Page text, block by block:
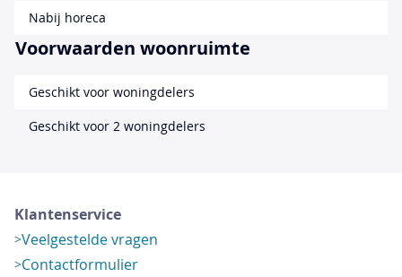
Nabij horeca
Voorwaarden woonruimte
Geschikt voor woningdelers
Geschikt voor 2 woningdelers
Klantenservice
Veelgestelde vragen
Contactformulier